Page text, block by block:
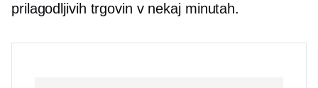
prilagodljivih trgovin v nekaj minutah.